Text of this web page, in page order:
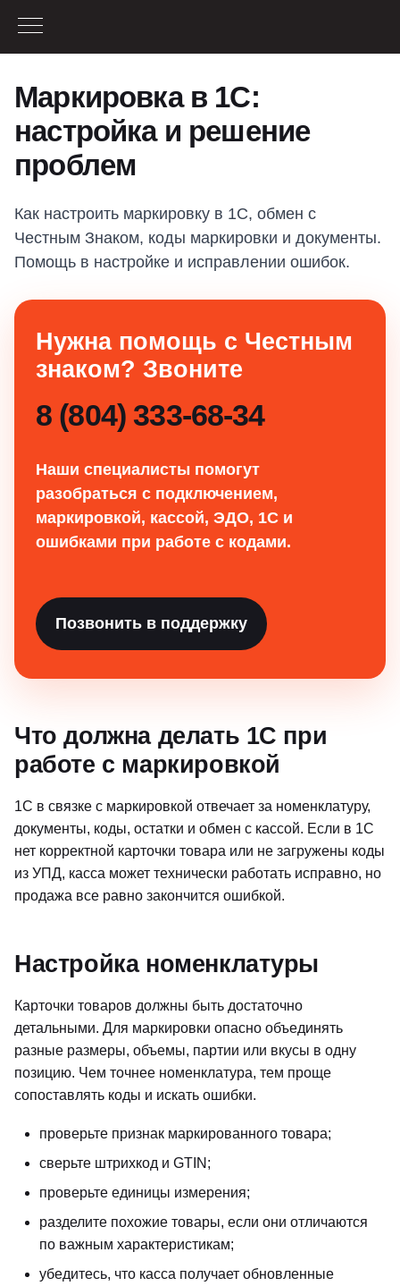
Маркировка в 1С:
настройка и решение
проблем
Как настроить маркировку в 1С, обмен с
Честным Знаком, коды маркировки и документы.
Помощь в настройке и исправлении ошибок.
Нужна помощь с Честным
знаком? Звоните
8 (804) 333-68-34
Наши специалисты помогут
разобраться с подключением,
маркировкой, кассой, ЭДО, 1С и
ошибками при работе с кодами.
Позвонить в поддержку
Что должна делать 1С при
работе с маркировкой
1С в связке с маркировкой отвечает за номенклатуру,
документы, коды, остатки и обмен с кассой. Если в 1С
нет корректной карточки товара или не загружены коды
из УПД, касса может технически работать исправно, но
продажа все равно закончится ошибкой.
Настройка номенклатуры
Карточки товаров должны быть достаточно
детальными. Для маркировки опасно объединять
разные размеры, объемы, партии или вкусы в одну
позицию. Чем точнее номенклатура, тем проще
сопоставлять коды и искать ошибки.
проверьте признак маркированного товара;
сверьте штрихкод и GTIN;
проверьте единицы измерения;
разделите похожие товары, если они отличаются
по важным характеристикам;
убедитесь, что касса получает обновленные